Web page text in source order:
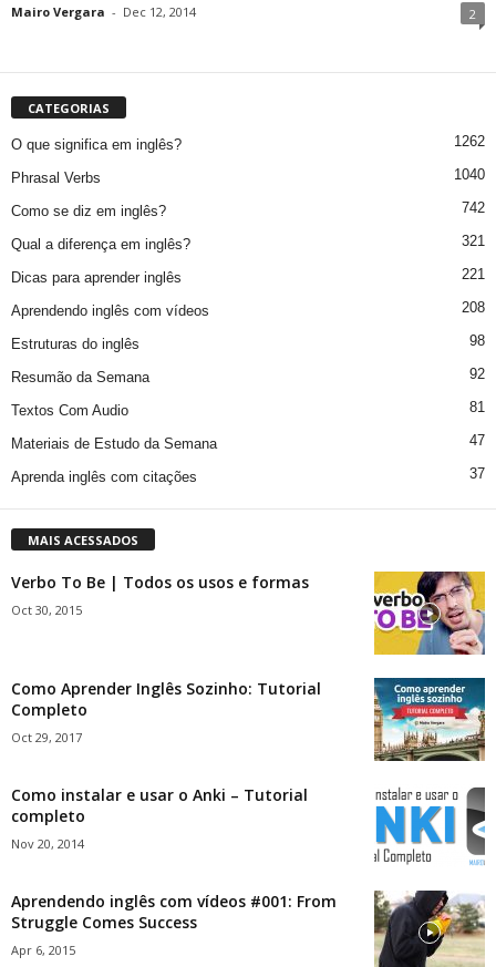
Mairo Vergara - Dec 12, 2014 2
CATEGORIAS
O que significa em inglês? 1262
Phrasal Verbs 1040
Como se diz em inglês? 742
Qual a diferença em inglês? 321
Dicas para aprender inglês 221
Aprendendo inglês com vídeos 208
Estruturas do inglês 98
Resumão da Semana 92
Textos Com Audio 81
Materiais de Estudo da Semana 47
Aprenda inglês com citações 37
MAIS ACESSADOS
Verbo To Be | Todos os usos e formas
Oct 30, 2015
Como Aprender Inglês Sozinho: Tutorial
Completo
Oct 29, 2017
Como instalar e usar o Anki – Tutorial
completo
Nov 20, 2014
Aprendendo inglês com vídeos #001: From
Struggle Comes Success
Apr 6, 2015